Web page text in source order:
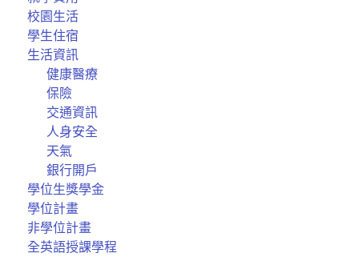
校園生活
學生住宿
生活資訊
健康醫療
保險
交通資訊
人身安全
天氣
銀行開戶
學位生獎學金
學位計畫
非學位計畫
全英語授課學程